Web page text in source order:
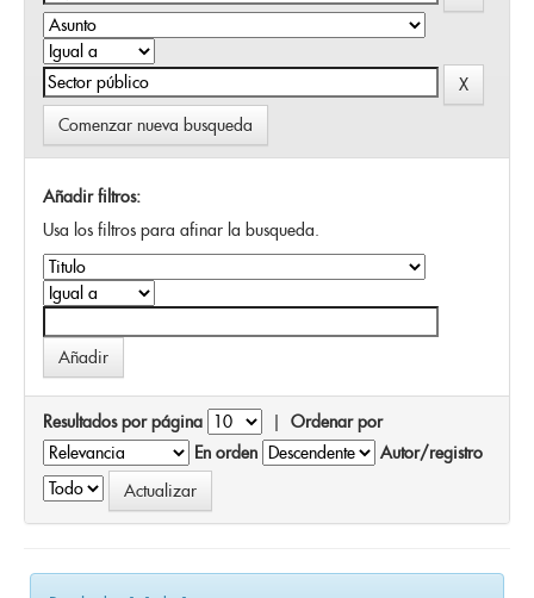
Comenzar nueva busqueda
Añadir filtros:
Usa los filtros para afinar la busqueda.
Resultados por página | Ordenar por
En orden
Autor/registro